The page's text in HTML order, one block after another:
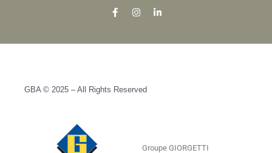
GBA © 2025 – All Rights Reserved
Groupe GIORGETTI